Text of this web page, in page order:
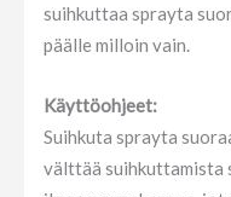
suihkuttaa sprayta
päälle milloin vain.
Käyttöohjeet:
Suihkuta sprayta
välttää suihkuttamista